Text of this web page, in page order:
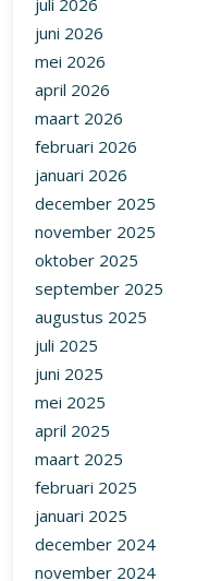
juli 2026
juni 2026
mei 2026
april 2026
maart 2026
februari 2026
januari 2026
december 2025
november 2025
oktober 2025
september 2025
augustus 2025
juli 2025
juni 2025
mei 2025
april 2025
maart 2025
februari 2025
januari 2025
december 2024
november 2024